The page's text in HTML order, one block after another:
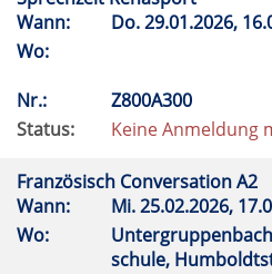
Wann:
Do.29.01.2026,
Wo:
Nr.:
Z800A300
Status:
Keine Anmeldung
Französisch Conversation A2
Wann:
Mi.25.02.2026,
Wo:
schule,